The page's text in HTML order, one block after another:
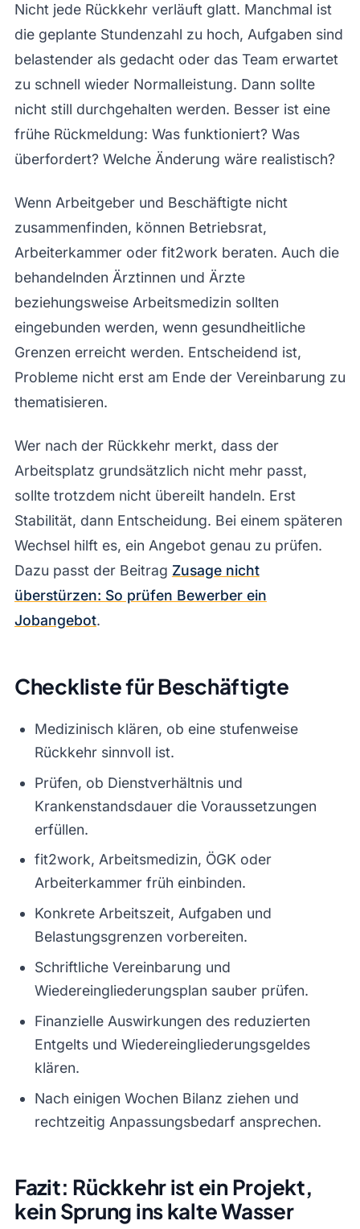
Nicht jede Rückkehr verläuft glatt. Manchmal ist
die geplante Stundenzahl zu hoch, Aufgaben sind
belastender als gedacht oder das Team erwartet
zu schnell wieder Normalleistung. Dann sollte
nicht still durchgehalten werden. Besser ist eine
frühe Rückmeldung: Was funktioniert? Was
überfordert? Welche Änderung wäre realistisch?
Wenn Arbeitgeber und Beschäftigte nicht
zusammenfinden, können Betriebsrat,
Arbeiterkammer oder fit2work beraten. Auch die
behandelnden Ärztinnen und Ärzte
beziehungsweise Arbeitsmedizin sollten
eingebunden werden, wenn gesundheitliche
Grenzen erreicht werden. Entscheidend ist,
Probleme nicht erst am Ende der Vereinbarung zu
thematisieren.
Wer nach der Rückkehr merkt, dass der
Arbeitsplatz grundsätzlich nicht mehr passt,
sollte trotzdem nicht übereilt handeln. Erst
Stabilität, dann Entscheidung. Bei einem späteren
Wechsel hilft es, ein Angebot genau zu prüfen.
Dazu passt der Beitrag Zusage nicht
überstürzen: So prüfen Bewerber ein
Jobangebot.
Checkliste für Beschäftigte
Medizinisch klären, ob eine stufenweise
Rückkehr sinnvoll ist.
Prüfen, ob Dienstverhältnis und
Krankenstandsdauer die Voraussetzungen
erfüllen.
fit2work, Arbeitsmedizin, ÖGK oder
Arbeiterkammer früh einbinden.
Konkrete Arbeitszeit, Aufgaben und
Belastungsgrenzen vorbereiten.
Schriftliche Vereinbarung und
Wiedereingliederungsplan sauber prüfen.
Finanzielle Auswirkungen des reduzierten
Entgelts und Wiedereingliederungsgeldes
klären.
Nach einigen Wochen Bilanz ziehen und
rechtzeitig Anpassungsbedarf ansprechen.
Fazit: Rückkehr ist ein Projekt,
kein Sprung ins kalte Wasser